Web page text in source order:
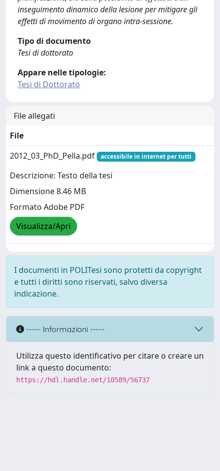
inseguimento dinamico della lesione per mitigare gli
effetti di movimento di organo intra-sessione.
Tipo di documento
Tesi di dottorato
Appare nelle tipologie:
Tesi di Dottorato
File allegati
File
2012_03_PhD_Pella.pdf
accessibile in internet per tutti
Descrizione: Testo della tesi
Dimensione 8.46 MB
Formato Adobe PDF
Visualizza/Apri
I documenti in POLITesi sono protetti da copyright
e tutti i diritti sono riservati, salvo diversa
indicazione.
----- Informazioni -----
Utilizza questo identificativo per citare o creare un
link a questo documento:
https://hdl.handle.net/10589/56737